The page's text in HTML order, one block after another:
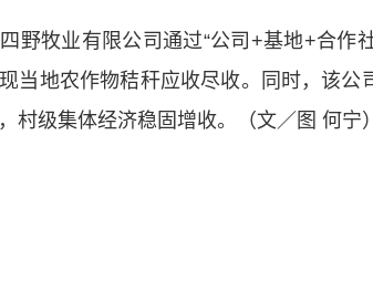
牧业有限公司通过“公司+基地+合作
当地农作物秸秆应收尽收。同时，该
村级集体经济稳固增收。（文／图 何宁）